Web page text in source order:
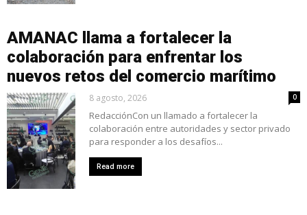
AMANAC llama a fortalecer la
colaboración para enfrentar los
nuevos retos del comercio marítimo
8 agosto, 2026 0
RedacciónCon un llamado a fortalecer la
colaboración entre autoridades y sector privado
para responder a los desafíos...
Read more